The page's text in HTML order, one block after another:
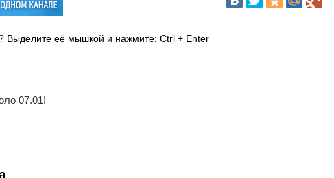
Выделите её мышкой и нажмите: Ctrl + Enter
07.01!